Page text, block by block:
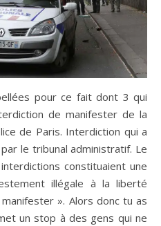
pour ce fait dont 3 qui
de manifester de la
de Paris. Interdiction qui a
le tribunal administratif. Le
constituaient une
illégale à la liberté
». Alors donc tu as
un stop à des gens qui ne